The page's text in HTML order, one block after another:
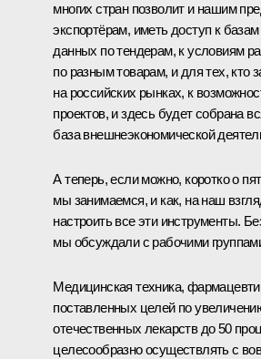
многих стран позволит и нашим
экспортёрам, иметь доступ к
данных по тендерам, к условиям
по разным товарам, и для тех, кто
на российских рынках, к
проектов, и здесь будет собрана
база внешнеэкономической
А теперь, если можно, коротко о
мы занимаемся, и как, на наш
настроить все эти инструменты.
мы обсуждали с рабочими
Медицинская техника,
поставленных целей по
отечественных лекарств до 50
целесообразно осуществлять с